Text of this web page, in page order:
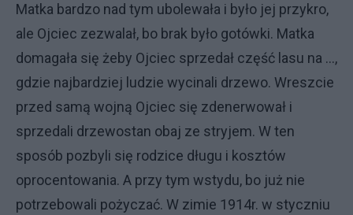
Matka bardzo nad tym ubolewała i było jej przykro,
ale Ojciec zezwalał, bo brak było gotówki. Matka
domagała się żeby Ojciec sprzedał część lasu na ...,
gdzie najbardziej ludzie wycinali drzewo. Wreszcie
przed samą wojną Ojciec się zdenerwował i
sprzedali drzewostan obaj ze stryjem. W ten
sposób pozbyli się rodzice długu i kosztów
oprocentowania. A przy tym wstydu, bo już nie
potrzebowali pożyczać. W zimie 1914r. w styczniu